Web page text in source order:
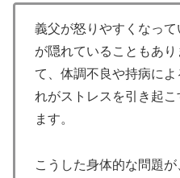
義父が怒りやすくなっ
が隠れていることもあ
て、体調不良や持病に
れがストレスを引き起
ます。
こうした身体的な問題